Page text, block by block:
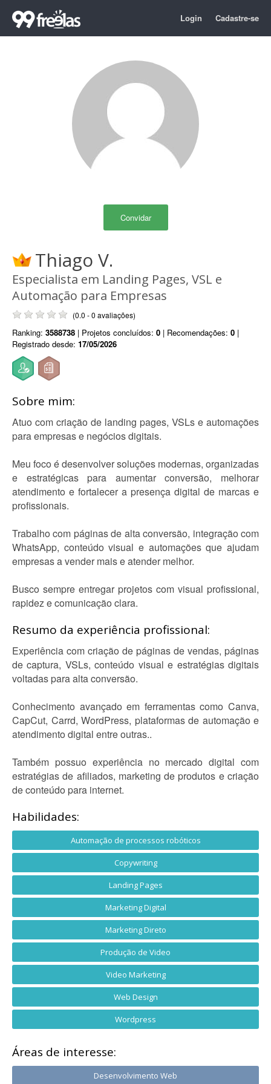
Login Cadastre-se
Convidar
Thiago V.
Especialista em Landing Pages, VSL e
Automação para Empresas
(0.0 - 0 avaliações)
Ranking: 3588738 | Projetos concluídos: 0 | Recomendações: 0 |
Registrado desde: 17/05/2026
Sobre mim:
Atuo com criação de landing pages, VSLs e automações
para empresas e negócios digitais.
Meu foco é desenvolver soluções modernas, organizadas
e estratégicas para aumentar conversão, melhorar
atendimento e fortalecer a presença digital de marcas e
profissionais.
Trabalho com páginas de alta conversão, integração com
WhatsApp, conteúdo visual e automações que ajudam
empresas a vender mais e atender melhor.
Busco sempre entregar projetos com visual profissional,
rapidez e comunicação clara.
Resumo da experiência profissional:
Experiência com criação de páginas de vendas, páginas
de captura, VSLs, conteúdo visual e estratégias digitais
voltadas para alta conversão.
Conhecimento avançado em ferramentas como Canva,
CapCut, Carrd, WordPress, plataformas de automação e
atendimento digital entre outras..
Também possuo experiência no mercado digital com
estratégias de afiliados, marketing de produtos e criação
de conteúdo para internet.
Habilidades:
Automação de processos robóticos
Copywriting
Landing Pages
Marketing Digital
Marketing Direto
Produção de Video
Video Marketing
Web Design
Wordpress
Áreas de interesse:
Desenvolvimento Web